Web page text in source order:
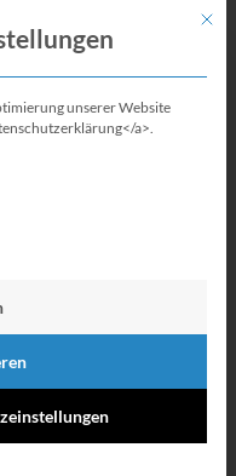
Mit
unserer Website
a>.
für die eine